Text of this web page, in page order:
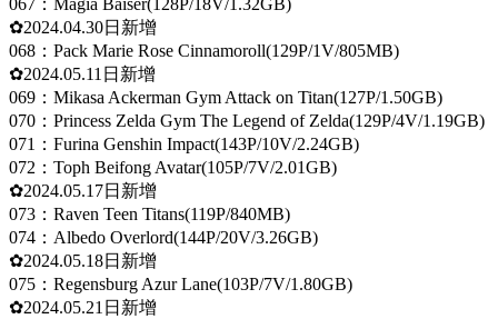
✿2024.04.30日新增
068：Pack Marie Rose Cinnamoroll(129P/1V/805MB)
✿2024.05.11日新增
069：Mikasa Ackerman Gym Attack on Titan(127P/1.50GB)
070：Princess Zelda Gym The Legend of Zelda(129P/4V/1.19GB)
071：Furina Genshin Impact(143P/10V/2.24GB)
072：Toph Beifong Avatar(105P/7V/2.01GB)
✿2024.05.17日新增
073：Raven Teen Titans(119P/840MB)
074：Albedo Overlord(144P/20V/3.26GB)
✿2024.05.18日新增
075：Regensburg Azur Lane(103P/7V/1.80GB)
✿2024.05.21日新增